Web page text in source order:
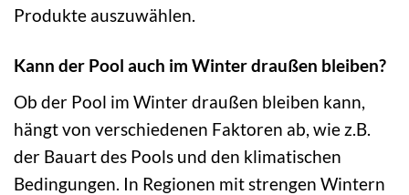
Produkte auszuwählen.
Kann der Pool auch im Winter draußen bleiben?
Ob der Pool im Winter draußen bleiben kann,
hängt von verschiedenen Faktoren ab, wie z.B.
der Bauart des Pools und den klimatischen
Bedingungen. In Regionen mit strengen Wintern